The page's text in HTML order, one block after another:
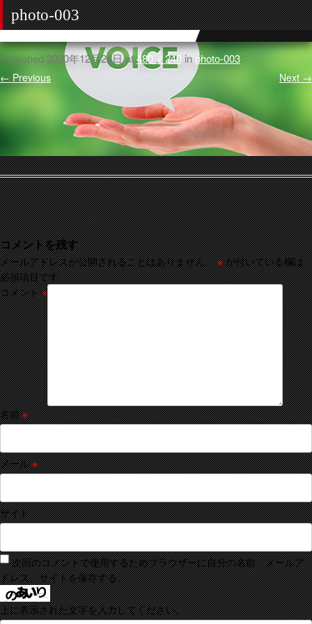
photo-003
Published 2020年12月24日at480 × 240 in photo-003.
← Previous Next →
コメントを残す
メールアドレスが公開されることはありません。 ※が付いている欄は
必須項目です
コメント※
名前※
メール※
サイト
次回のコメントで使用するためブラウザーに自分の名前、メールア
ドレス、サイトを保存する。
上に表示された文字を入力してください。